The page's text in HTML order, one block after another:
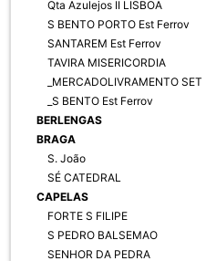
Qta Azulejos II LISBOA
S BENTO PORTO Est Ferrov
SANTAREM Est Ferrov
TAVIRA MISERICORDIA
_MERCADOLIVRAMENTO SET
_S BENTO Est Ferrov
BERLENGAS
BRAGA
S. João
SÉ CATEDRAL
CAPELAS
FORTE S FILIPE
S PEDRO BALSEMAO
SENHOR DA PEDRA